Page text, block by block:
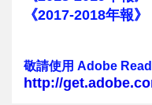
《2017-2018年報》
敬請使用 Adobe
http://